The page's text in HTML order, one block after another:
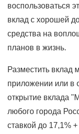
воспользоваться
вклад с хорошей
средства на
планов в жизнь.
Разместить вклад
приложении или в
открытие вклада
любого города
ставкой до 17,1%